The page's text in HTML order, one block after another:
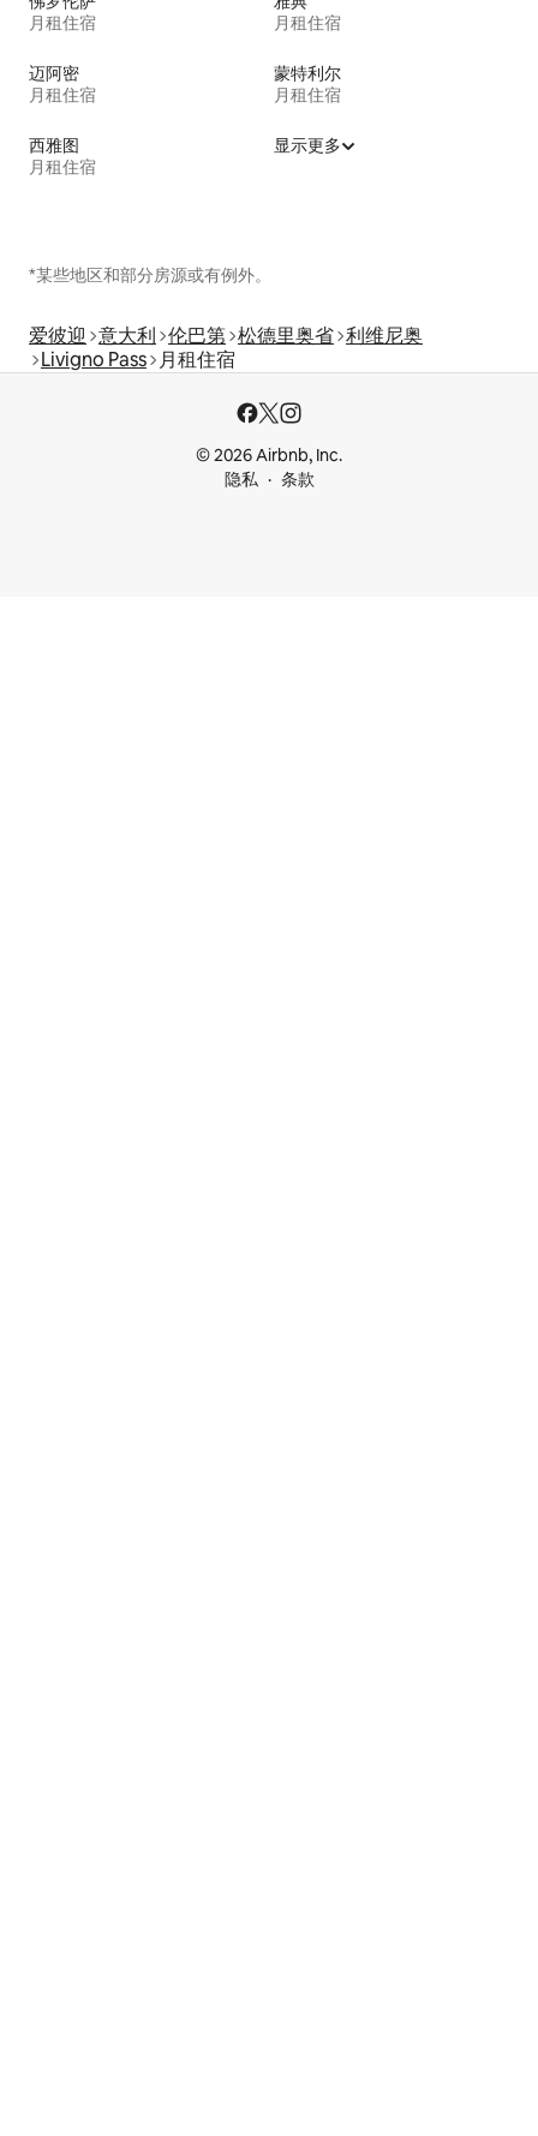
月租住宿
月租住宿
迈阿密
月租住宿
蒙特利尔
月租住宿
西雅图
月租住宿
显示更多
*某些地区和部分房源或有例外。
爱彼迎 意大利 伦巴第 松德里奥省 利维尼奥
Livigno Pass 月租住宿
© 2026 Airbnb, Inc.
隐私
条款